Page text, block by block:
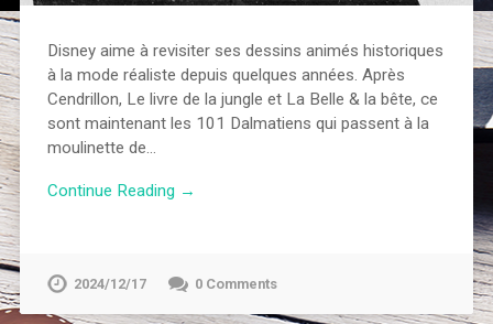
Disney aime à revisiter ses dessins animés historiques
à la mode réaliste depuis quelques années. Après
Cendrillon, Le livre de la jungle et La Belle & la bête, ce
sont maintenant les 101 Dalmatiens qui passent à la
moulinette de…
Continue Reading →
2024/12/17 0 Comments